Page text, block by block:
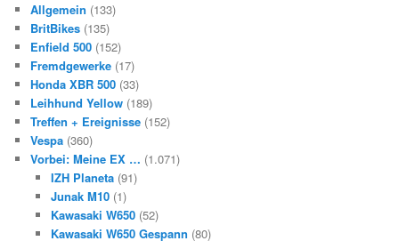
Allgemein (133)
BritBikes (135)
Enfield 500 (152)
Fremdgewerke (17)
Honda XBR 500 (33)
Leihhund Yellow (189)
Treffen + Ereignisse (152)
Vespa (360)
Vorbei: Meine EX … (1.071)
IZH Planeta(91)
Junak M10(1)
Kawasaki W650(52)
Kawasaki W650 Gespann (80)